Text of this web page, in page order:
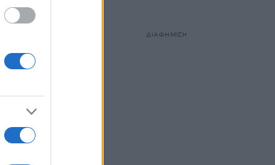
ΔΙΑΦΗΜΙΣΗ